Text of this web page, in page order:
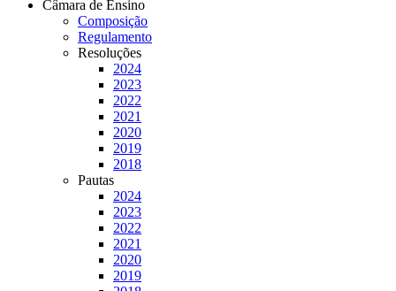
Câmara de Ensino
Composição
Regulamento
Resoluções
2024
2023
2022
2021
2020
2019
2018
Pautas
2024
2023
2022
2021
2020
2019